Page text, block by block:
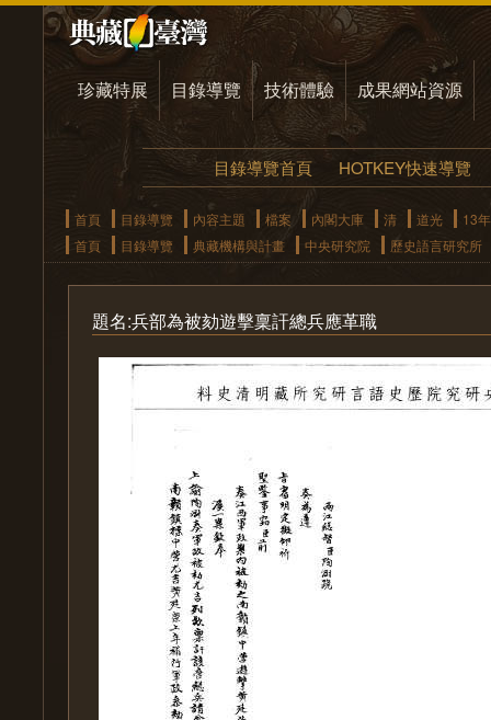
珍藏特展 目錄導覽 技術體驗 成果網站資源
目錄導覽首頁 HOTKEY快速導覽
首頁 目錄導覽 內容主題 檔案 內閣大庫 清 道光
13年
首頁
目錄導覽 典藏機構與計畫 中央研究院 歷史語言研究所
題名:兵部為被劾遊擊稟訐總兵應革職